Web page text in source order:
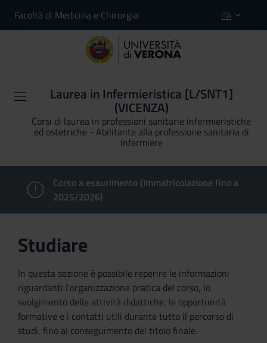
Facoltà di Medicina e Chirurgia ITA
Laurea in Infermieristica [L/SNT1]
(VICENZA)
Corsi di laurea in professioni sanitarie infermieristiche
ed ostetriche - Abilitante alla professione sanitaria di
Infermiere
Corso a esaurimento (Immatricolazione fino a
2025/2026)
Studiare
In questa sezione è possibile reperire le informazioni
riguardanti l'organizzazione pratica del corso, lo
svolgimento delle attività didattiche, le opportunità
formative e i contatti utili durante tutto il percorso di
studi, fino al conseguimento del titolo finale.